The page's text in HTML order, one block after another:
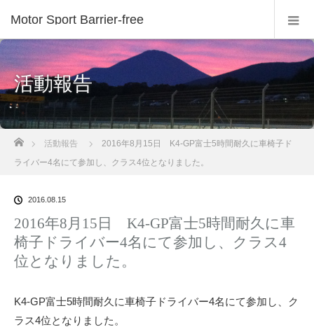
Motor Sport Barrier-free
活動報告
ホーム
活動報告
2016年8月15日 K4-GP富士5時間耐久に車椅子ド
ライバー4名にて参加し、クラス4位となりました。
2016.08.15
2016年8月15日 K4-GP富士5時間耐久に車
椅子ドライバー4名にて参加し、クラス4
位となりました。
K4-GP富士5時間耐久に車椅子ドライバー4名にて参加し、ク
ラス4位となりました。